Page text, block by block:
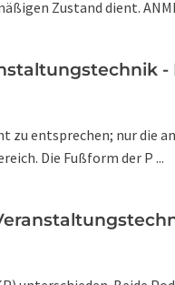
Zustand dient.
entsprechen; nur die
Die Fußform der P ...